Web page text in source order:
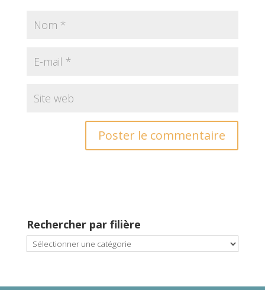
Rechercher par filière
Rechercher
par